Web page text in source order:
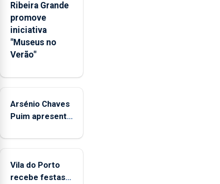
e
sociais
junto
das
crianças
Ribeira Grande
promove
iniciativa
"Museus no
Verão"
Arsénio Chaves
Puim apresenta
Biblioteca de
Vila do Porto
recebe festas